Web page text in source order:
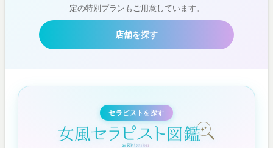
定の特別プランもご用意しています。
店舗を探す
セラピストを探す